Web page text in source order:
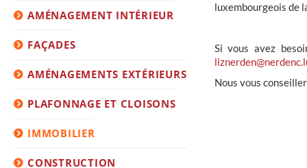
AMÉNAGEMENT INTÉRIEUR
FAÇADES
AMÉNAGEMENTS EXTÉRIEURS
PLAFONNAGE ET CLOISONS
IMMOBILIER
CONSTRUCTION
luxembourgeois de
Si vous avez
Nous vous